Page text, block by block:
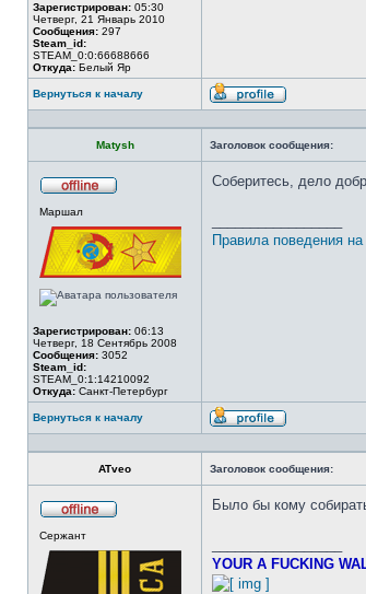
Зарегистрирован: 05:30
Четверг, 21 Январь 2010
Сообщения: 297
Steam_id:
STEAM_0:0:66688666
Откуда: Белый Яр
Вернуться к началу
Профиль
Matysh
Заголовок сообщения:
сети
Маршал
Зарегистрирован: 06:13
Четверг, 18 Сентябрь 2008
Сообщения: 3052
Steam_id:
STEAM_0:1:14210092
Откуда: Санкт-Петербург
Соберитесь, дело
Правила поведения на
Вернуться к началу
Профиль
ATveo
Заголовок сообщения:
сети
Сержант
Было бы кому
YOUR A FUCKING